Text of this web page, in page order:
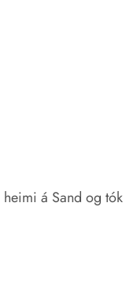
á Sand og